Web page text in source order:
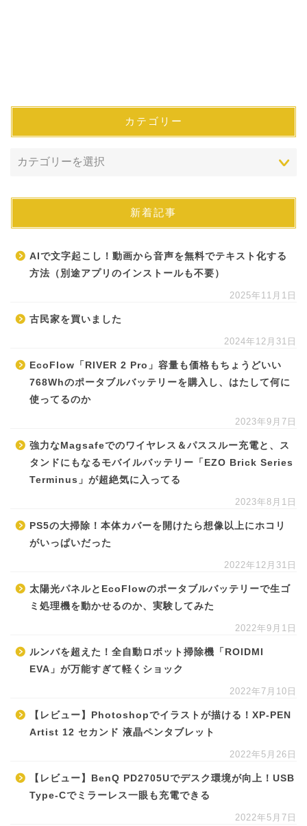
カテゴリー
新着記事
AIで文字起こし！動画から音声を無料でテキスト化する
方法（別途アプリのインストールも不要）
2025年11月1日
古民家を買いました
2024年12月31日
EcoFlow「RIVER 2 Pro」容量も価格もちょうどいい
768Whのポータブルバッテリーを購入し、はたして何に
使ってるのか
2023年9月7日
強力なMagsafeでのワイヤレス＆パススルー充電と、ス
タンドにもなるモバイルバッテリー「EZO Brick Series
Terminus」が超絶気に入ってる
2023年8月1日
PS5の大掃除！本体カバーを開けたら想像以上にホコリ
がいっぱいだった
2022年12月31日
太陽光パネルとEcoFlowのポータブルバッテリーで生ゴ
ミ処理機を動かせるのか、実験してみた
2022年9月1日
ルンバを超えた！全自動ロボット掃除機「ROIDMI
EVA」が万能すぎて軽くショック
2022年7月10日
【レビュー】Photoshopでイラストが描ける！XP-PEN
Artist 12 セカンド 液晶ペンタブレット
2022年5月26日
【レビュー】BenQ PD2705Uでデスク環境が向上！USB
Type-Cでミラーレス一眼も充電できる
2022年5月7日